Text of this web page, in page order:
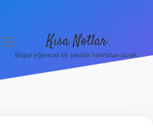
menüyü
Kısa Notlar
Bilgiyi eğlenceli bir şekilde hatırlatan durak.